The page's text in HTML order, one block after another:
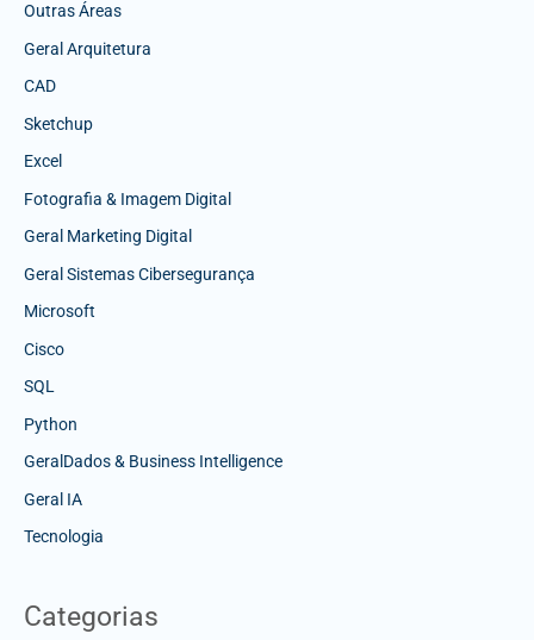
Outras Áreas
Geral Arquitetura
CAD
Sketchup
Excel
Fotografia & Imagem Digital
Geral Marketing Digital
Geral Sistemas Cibersegurança
Microsoft
Cisco
SQL
Python
GeralDados & Business Intelligence
Geral IA
Tecnologia
Categorias